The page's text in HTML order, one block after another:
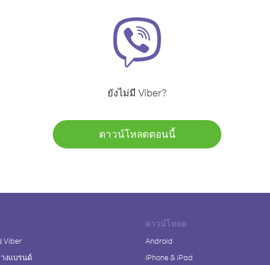
ยังไม่มี Viber?
ดาวน์โหลดตอนนี้
Viber
งแบรนด์
ดาวน์โหลด
Android
iPhone & iPad